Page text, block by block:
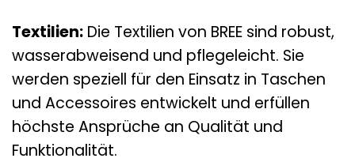
Textilien: Die Textilien von BREE sind robust,
wasserabweisend und pflegeleicht. Sie
werden speziell für den Einsatz in Taschen
und Accessoires entwickelt und erfüllen
höchste Ansprüche an Qualität und
Funktionalität.